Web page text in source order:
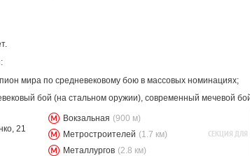
мира по средневековому бою в массовых номинациях;
бой (на стальном оружии), современный мечевой
21
Вокзальная (900 м)
Метростроителей (1.7 км)
Металлургов (2.8 км)
СЕКЦИЯ ДЛЯ